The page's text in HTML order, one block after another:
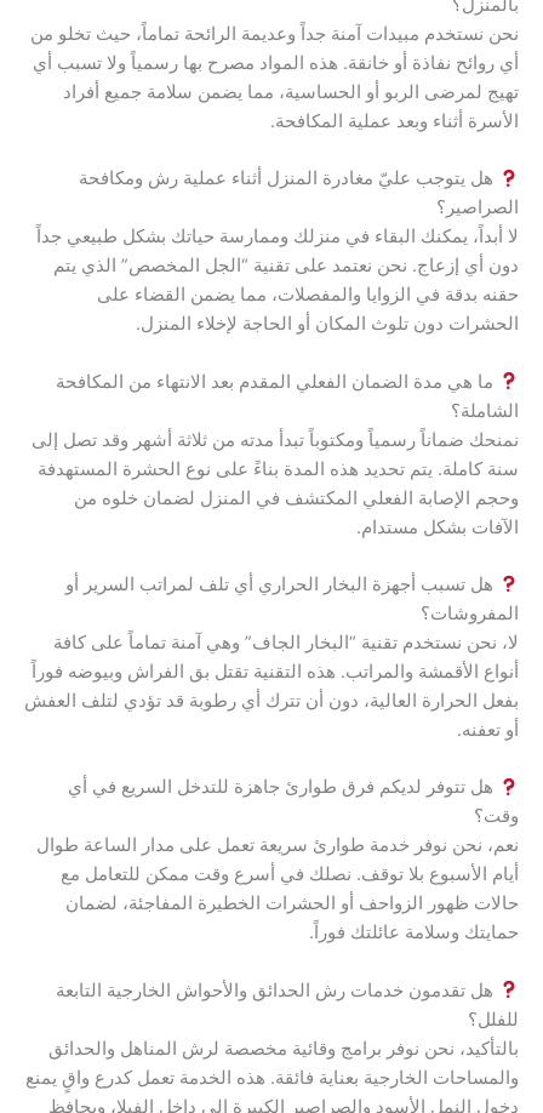
بالمنزل؟
نحن نستخدم مبيدات آمنة جداً وعديمة الرائحة تماماً، حيث تخلو من
أي روائح نفاذة أو خانقة. هذه المواد مصرح بها رسمياً ولا تسبب أي
تهيج لمرضى الربو أو الحساسية، مما يضمن سلامة جميع أفراد
الأسرة أثناء وبعد عملية المكافحة.
هل يتوجب عليّ مغادرة المنزل أثناء عملية رش ومكافحة
الصراصير؟
لا أبداً، يمكنك البقاء في منزلك وممارسة حياتك بشكل طبيعي جداً
دون أي إزعاج. نحن نعتمد على تقنية “الجل المخصص” الذي يتم
حقنه بدقة في الزوايا والمفصلات، مما يضمن القضاء على
الحشرات دون تلوث المكان أو الحاجة لإخلاء المنزل.
ما هي مدة الضمان الفعلي المقدم بعد الانتهاء من المكافحة
الشاملة؟
نمنحك ضماناً رسمياً ومكتوباً تبدأ مدته من ثلاثة أشهر وقد تصل إلى
سنة كاملة. يتم تحديد هذه المدة بناءً على نوع الحشرة المستهدفة
وحجم الإصابة الفعلي المكتشف في المنزل لضمان خلوه من
الآفات بشكل مستدام.
هل تسبب أجهزة البخار الحراري أي تلف لمراتب السرير أو
المفروشات؟
لا، نحن نستخدم تقنية “البخار الجاف” وهي آمنة تماماً على كافة
أنواع الأقمشة والمراتب. هذه التقنية تقتل بق الفراش وبيوضه فوراً
بفعل الحرارة العالية، دون أن تترك أي رطوبة قد تؤدي لتلف العفش
أو تعفنه.
هل تتوفر لديكم فرق طوارئ جاهزة للتدخل السريع في أي
وقت؟
نعم، نحن نوفر خدمة طوارئ سريعة تعمل على مدار الساعة طوال
أيام الأسبوع بلا توقف. نصلك في أسرع وقت ممكن للتعامل مع
حالات ظهور الزواحف أو الحشرات الخطيرة المفاجئة، لضمان
حمايتك وسلامة عائلتك فوراً.
هل تقدمون خدمات رش الحدائق والأحواش الخارجية التابعة
للفلل؟
بالتأكيد، نحن نوفر برامج وقائية مخصصة لرش المناهل والحدائق
والمساحات الخارجية بعناية فائقة. هذه الخدمة تعمل كدرع واقٍ يمنع
دخول النمل الأسود والصراصير الكبيرة إلى داخل الفيلا، ويحافظ